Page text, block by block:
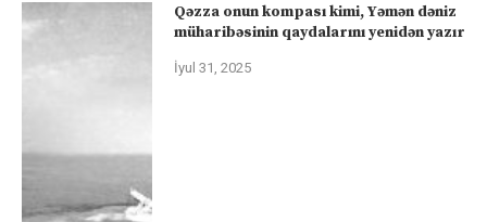
Qəzza onun kompası kimi, Yəmən dəniz
müharibəsinin qaydalarını yenidən yazır
İyul 31, 2025